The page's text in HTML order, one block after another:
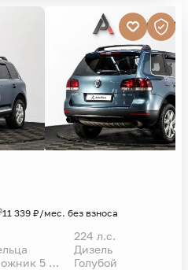
11 339 ₽/мес. без взноса
224 л.с.
Дизель
Внедорожник 5 дв. Голубой